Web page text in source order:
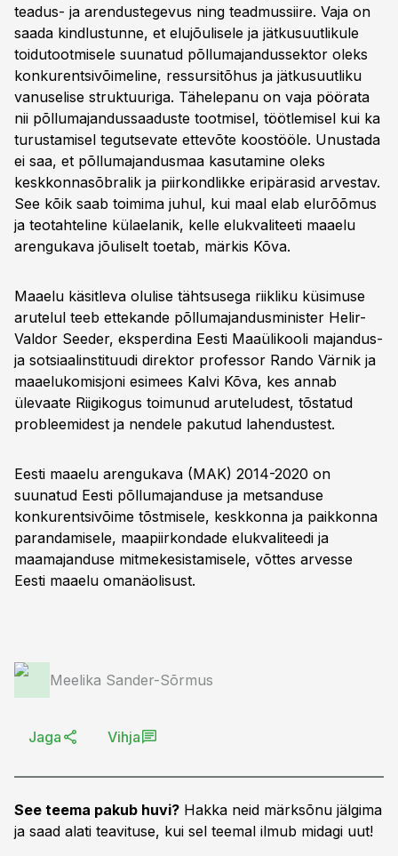
teadus- ja arendustegevus ning teadmussiire. Vaja on
saada kindlustunne, et elujõulisele ja jätkusuutlikule
toidutootmisele suunatud põllumajandussektor oleks
konkurentsivõimeline, ressursitõhus ja jätkusuutliku
vanuselise struktuuriga. Tähelepanu on vaja pöörata
nii põllumajandussaaduste tootmisel, töötlemisel kui ka
turustamisel tegutsevate ettevõte koostööle. Unustada
ei saa, et põllumajandusmaa kasutamine oleks
keskkonnasõbralik ja piirkondlikke eripärasid arvestav.
See kõik saab toimima juhul, kui maal elab elurõõmus
ja teotahteline külaelanik, kelle elukvaliteeti maaelu
arengukava jõuliselt toetab, märkis Kõva.
Maaelu käsitleva olulise tähtsusega riikliku küsimuse
arutelul teeb ettekande põllumajandusminister Helir-
Valdor Seeder, eksperdina Eesti Maaülikooli majandus-
ja sotsiaalinstituudi direktor professor Rando Värnik ja
maaelukomisjoni esimees Kalvi Kõva, kes annab
ülevaate Riigikogus toimunud aruteludest, tõstatud
probleemidest ja nendele pakutud lahendustest.
Eesti maaelu arengukava (MAK) 2014-2020 on
suunatud Eesti põllumajanduse ja metsanduse
konkurentsivõime tõstmisele, keskkonna ja paikkonna
parandamisele, maapiirkondade elukvaliteedi ja
maamajanduse mitmekesistamisele, võttes arvesse
Eesti maaelu omanäolisust.
Meelika Sander-Sõrmus
Jaga Vihja
See teema pakub huvi? Hakka neid märksõnu jälgima
ja saad alati teavituse, kui sel teemal ilmub midagi uut!